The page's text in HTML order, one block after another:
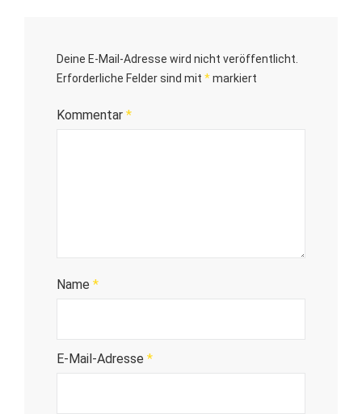
Deine E-Mail-Adresse wird nicht veröffentlicht.
Erforderliche Felder sind mit *markiert
Kommentar *
Name *
E-Mail-Adresse *